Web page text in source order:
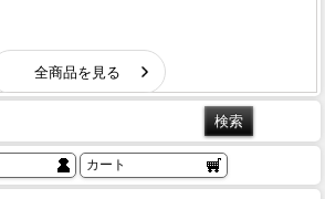
カート